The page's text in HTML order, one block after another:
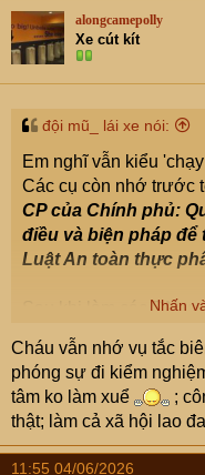
t
i
o
n
s
alongcamepolly
Xe cút kít
đội mũ_ lái xe nói:
Em nghĩ vẫn kiểu
Các cụ còn nhớ trước
CP của Chính phủ:
điều và biện pháp
Luật An toàn thực
Sau khi làm các DN
Nghị quyết 09/2026/
46/2026/NĐ-CP hướng
phẩm
Nhấn
Cháu vẫn nhớ vụ tắc
phóng sự đi kiểm
tâm ko làm xuể
;
thật; làm cả xã hội lao
11:55 04/06/2026